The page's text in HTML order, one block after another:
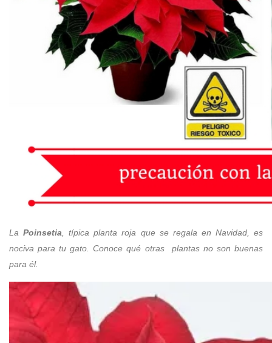
LaPoinsetia , típica planta roja que se regala en Navidad, es
nociva para tu gato. Conoce qué otras plantas no son buenas
para él.